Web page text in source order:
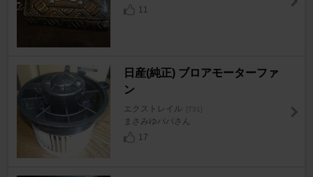
11
日産(純正) ブロアモーターファ
ン
エクストレイル [T31]
まさみゆパパさん
17